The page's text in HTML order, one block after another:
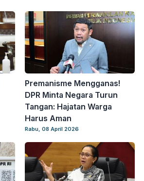
Premanisme Mengganas!
DPR Minta Negara Turun
Tangan: Hajatan Warga
Harus Aman
Rabu, 08 April 2026